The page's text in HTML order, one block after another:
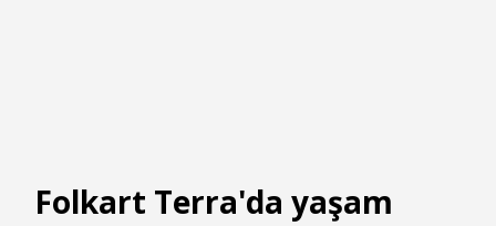
Folkart Terra'da yaşam